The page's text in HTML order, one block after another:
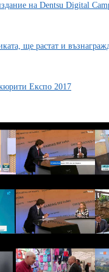
на Dentsu Digital
ще растат и
Експо 2017